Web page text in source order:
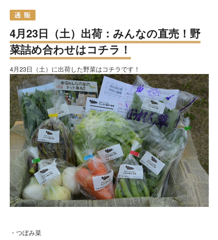
4月23日（土）出荷：みんなの直売！野
菜詰め合わせはコチラ！
4月23日（土）に出荷した野菜はコチラです！
・つぼみ菜